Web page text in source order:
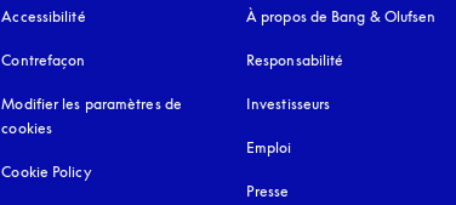
Accessibilité s’ouvre dans un nouvel onglet
Contrefaçon s’ouvre dans un nouvel onglet
Modifier les paramètres de
cookies
Cookie Policys’ouvre dans un nouvel onglet
À propos de Bang & Olufsen
Responsabilité
Investisseurs
Emploi
Presse